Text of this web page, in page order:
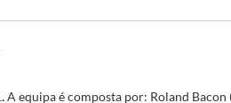
A equipa é composta por: Roland